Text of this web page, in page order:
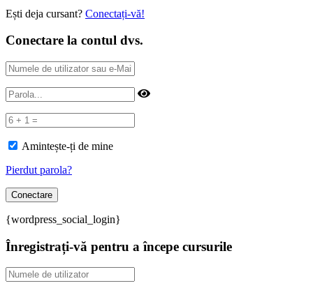
Ești deja cursant? Conectați-vă!
Conectare la contul dvs.
Amintește-ți de mine
Pierdut parola?
{wordpress_social_login}
Înregistrați-vă pentru a începe cursurile